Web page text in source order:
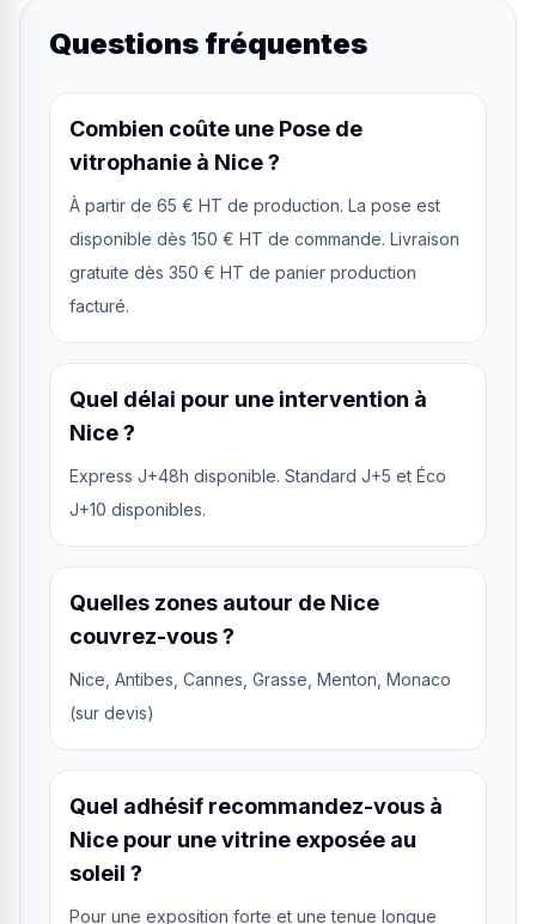
Questions fréquentes
Combien coûte une Pose de
vitrophanie à Nice ?
À partir de 65 € HT de production. La pose est
disponible dès 150 € HT de commande. Livraison
gratuite dès 350 € HT de panier production
facturé.
Quel délai pour une intervention à
Nice ?
Express J+48h disponible. Standard J+5 et Éco
J+10 disponibles.
Quelles zones autour de Nice
couvrez-vous ?
Nice, Antibes, Cannes, Grasse, Menton, Monaco
(sur devis)
Quel adhésif recommandez-vous à
Nice pour une vitrine exposée au
soleil ?
Pour une exposition forte et une tenue longue